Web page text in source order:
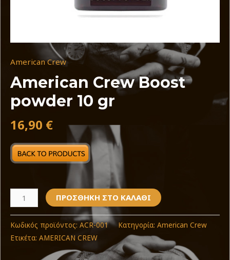
American Crew
American Crew Boost
powder 10 gr
16,90 €
ΠΡΟΣΘΉΚΗ ΣΤΟ ΚΑΛΆΘΙ
Κωδικός προϊόντος: ACR-001 Κατηγορία: American Crew
Ετικέτα: AMERICAN CREW